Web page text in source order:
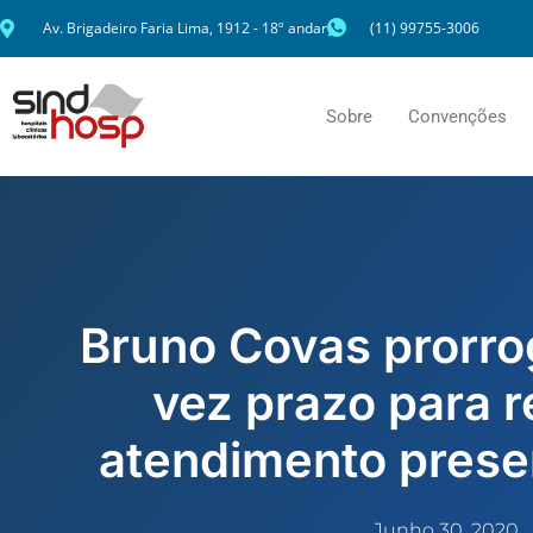
Ir
conteúdo
Av. Brigadeiro Faria Lima, 1912 - 18º andar (11) 99755-3006
Sobre Convenções
Bruno Covas
vez prazo para
atendimento